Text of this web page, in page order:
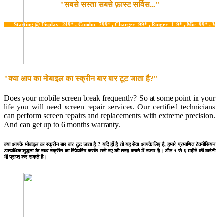
"सबसे सस्ता सबसे फ़ास्ट सर्विस..."
@ Display- 249* , Combo- 799* , Charger- 99* , Ringer- 119* , Mic- 99* , Water
"क्या आप का मोबाइल का स्क्रीन बार बार टूट जाता है?"
Does your mobile screen break frequently? So at some point in your
life you will need screen repair services. Our certified technicians
can perform screen repairs and replacements with extreme precision.
And can get up to 6 months warranty.
क्या आपके मोबाइल का स्क्रीन बार-बार टूट जाता है ? यदि हाँ है तो यह सेवा आपके लिए है, हमारे प्रमाणित टेक्नीसियन
अत्यधिक शुद्धता के साथ स्क्रीन का रिपेयरिंग करके उसे नए की तरह बनाने में सक्षम है। और १ से ६ महीने की वारंटी
भी प्राप्त कर सकते है।